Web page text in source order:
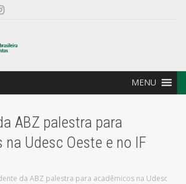
MENU
ABZ palestra para
Udesc Oeste e no IF
da ABZ palestra para acadêmicos na Udesc